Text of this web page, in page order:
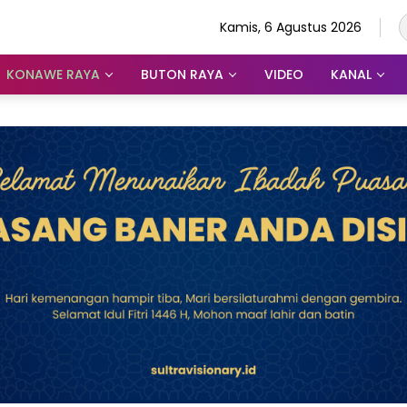
Kamis, 6 Agustus 2026
KONAWE RAYA BUTON RAYA VIDEO KANAL